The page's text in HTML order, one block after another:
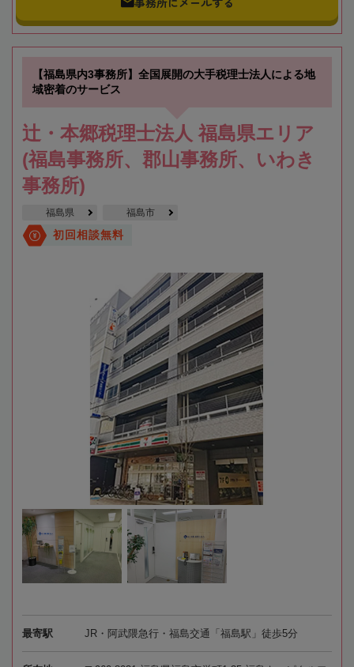
【福島県内3事務所】全国展開の大手税理士法人による地
域密着のサービス
辻・本郷税理士法人 福島県エリア
(福島事務所、郡山事務所、いわき
事務所)
福島県 福島市
初回相談無料
最寄駅 JR・阿武隈急行・福島交通「福島駅」徒歩5分